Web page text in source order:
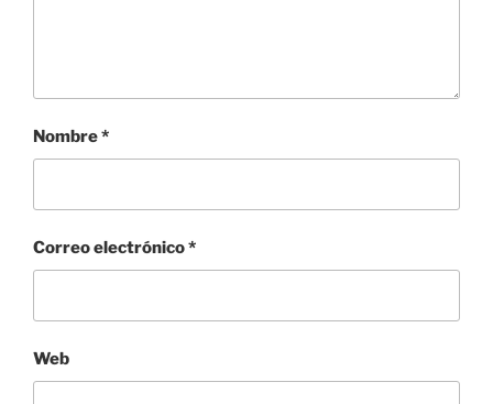
Nombre*
Correo electrónico*
Web